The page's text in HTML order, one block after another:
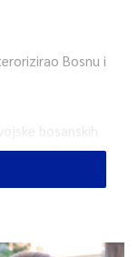
Bosnu i
bosanskih
rata u Bosni i
znači da će